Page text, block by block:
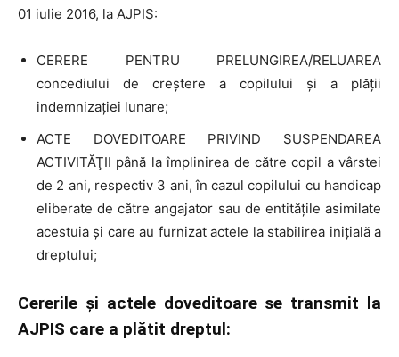
01 iulie 2016, la AJPIS:
CERERE PENTRU PRELUNGIREA/RELUAREA
concediului de creştere a copilului şi a plăţii
indemnizaţiei lunare;
ACTE DOVEDITOARE PRIVIND SUSPENDAREA
ACTIVITĂŢII până la împlinirea de către copil a vârstei
de 2 ani, respectiv 3 ani, în cazul copilului cu handicap
eliberate de către angajator sau de entităţile asimilate
acestuia şi care au furnizat actele la stabilirea iniţială a
dreptului;
Cererile şi actele doveditoare se transmit la
AJPIS care a plătit dreptul: